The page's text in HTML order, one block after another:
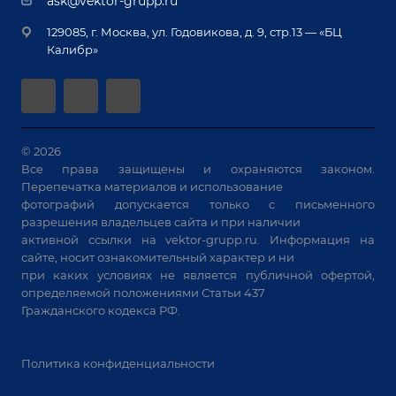
Специализированные решения для сварки
Позиционеры и вращатели
Машины контактной сварки
Универсальные зажимы
Системы аспирации
Станки лазерной резки
Решения для учебных заведений
Гарантия
автоматизации
129085, г. Москва, ул. Годовикова, д. 9, стр.13 — «БЦ
Калибр»
© 2026
Все права защищены и охраняются законом.
Перепечатка материалов и использование
фотографий допускается только с письменного
разрешения владельцев сайта и при наличии
активной ссылки наvektor-grupp.ru . Информация на
сайте, носит ознакомительный характер и ни
при каких условиях не является публичной офертой,
определяемой положениями Статьи 437
Гражданского кодекса РФ.
Политика конфиденциальности